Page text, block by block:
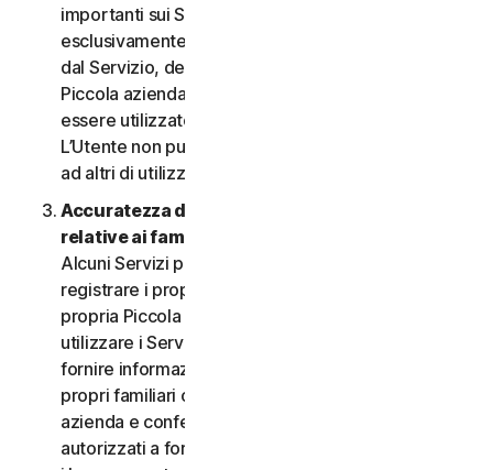
importanti sui Servizi. L’account è personale ed
esclusivamente a uso dell’Utente (o, se consentito
dal Servizio, dei relativi familiari o della relativa
Piccola azienda) per gestire i Servizi, e non deve
essere utilizzato da terzi per alcuno scopo.
L’Utente non può vendere, trasferire o consentire
ad altri di utilizzare le credenziali dell’account.
Accuratezza delle informazioni (incluse quelle
relative ai familiari o alla Piccola azienda)
Alcuni Servizi potrebbero consentire all’Utente di
registrare i propri familiari, i dipendenti della
propria Piccola azienda o i propri dispositivi per
utilizzare i Servizi. In questo caso è necessario
fornire informazioni veritiere e accurate su di sé, i
propri familiari o i dipendenti della propria Piccola
azienda e confermare di essere debitamente
autorizzati a fornire tali informazioni e a monitorare